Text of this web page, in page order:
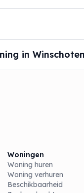
in
Woningen
Woning huren
Woning verhuren
Beschikbaarheid